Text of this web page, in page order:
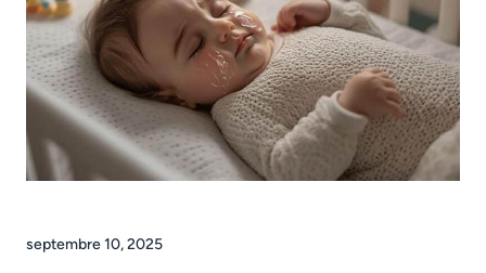
septembre 10, 2025